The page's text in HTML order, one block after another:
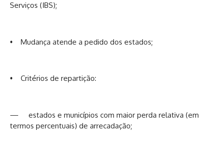
Serviços (IBS);
• Mudança atende a pedido dos estados;
• Critérios de repartição:
— estados e municípios com maior perda relativa (em
termos percentuais) de arrecadação;